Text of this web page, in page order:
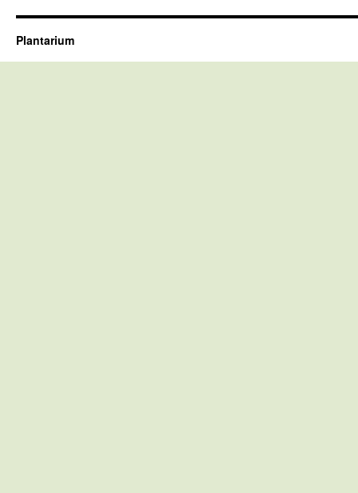
Plantarium